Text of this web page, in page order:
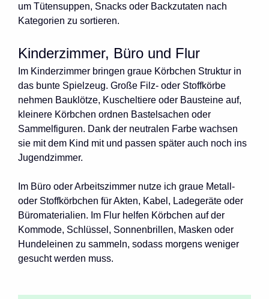
um Tütensuppen, Snacks oder Backzutaten nach
Kategorien zu sortieren.
Kinderzimmer, Büro und Flur
Im Kinderzimmer bringen graue Körbchen Struktur in
das bunte Spielzeug. Große Filz- oder Stoffkörbe
nehmen Bauklötze, Kuscheltiere oder Bausteine auf,
kleinere Körbchen ordnen Bastelsachen oder
Sammelfiguren. Dank der neutralen Farbe wachsen
sie mit dem Kind mit und passen später auch noch ins
Jugendzimmer.
Im Büro oder Arbeitszimmer nutze ich graue Metall-
oder Stoffkörbchen für Akten, Kabel, Ladegeräte oder
Büromaterialien. Im Flur helfen Körbchen auf der
Kommode, Schlüssel, Sonnenbrillen, Masken oder
Hundeleinen zu sammeln, sodass morgens weniger
gesucht werden muss.